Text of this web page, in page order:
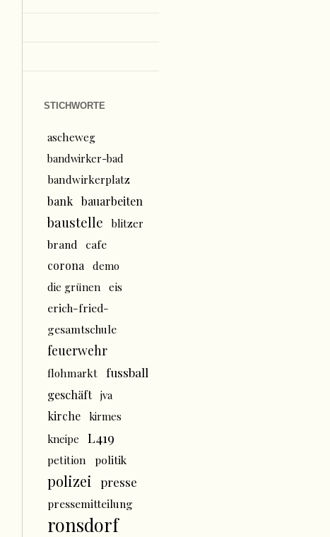
STICHWORTE
ascheweg
bandwirker-bad
bandwirkerplatz
bank bauarbeiten
baustelle blitzer
brand
cafe
corona
demo
die grünen
eis
erich-fried-
gesamtschule
feuerwehr
flohmarkt fussball
geschäft jva
kirche
kirmes
kneipe
L419
petition politik
polizei presse
pressemitteilung
ronsdorf